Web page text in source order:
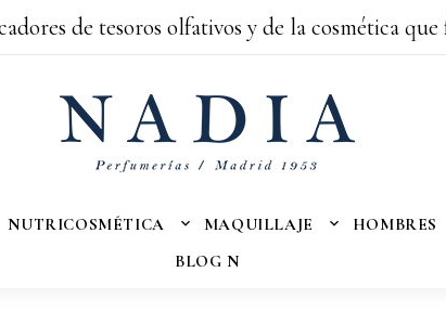
de tesoros olfativos y de la cosmética
NUTRICOSMÉTICA MAQUILLAJE HOMBRES
BLOG N